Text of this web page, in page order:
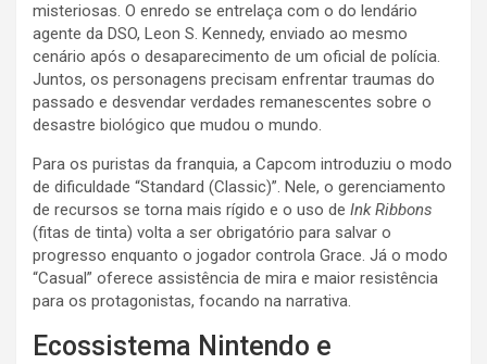
misteriosas. O enredo se entrelaça com o do lendário
agente da DSO, Leon S. Kennedy, enviado ao mesmo
cenário após o desaparecimento de um oficial de polícia.
Juntos, os personagens precisam enfrentar traumas do
passado e desvendar verdades remanescentes sobre o
desastre biológico que mudou o mundo.
Para os puristas da franquia, a Capcom introduziu o modo
de dificuldade “Standard (Classic)”. Nele, o gerenciamento
de recursos se torna mais rígido e o uso de Ink Ribbons
(fitas de tinta) volta a ser obrigatório para salvar o
progresso enquanto o jogador controla Grace. Já o modo
“Casual” oferece assistência de mira e maior resistência
para os protagonistas, focando na narrativa.
Ecossistema Nintendo e